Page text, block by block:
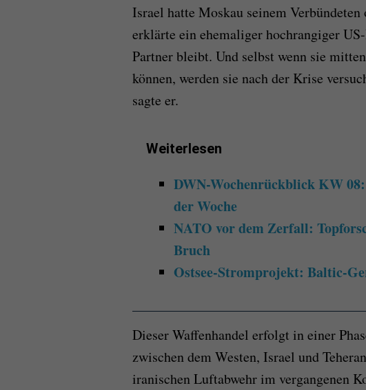
Israel hatte Moskau seinem
erklärte ein ehemaliger hochrangiger
Partner bleibt. Und selbst wenn sie
können, werden sie nach der Krise
sagte er.
Weiterlesen
DWN-Wochenrückblick KW
der Woche
NATO vor dem Zerfall:
Bruch
Ostsee-Stromprojekt: Baltic-
Dieser Waffenhandel erfolgt in einer
zwischen dem Westen, Israel und
iranischen Luftabwehr im vergangenen